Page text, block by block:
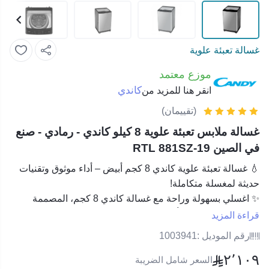
غسالة تعبئة علوية
موزع معتمد
انقر هنا للمزيد منكاندي
(تقييمان)
غسالة ملابس تعبئة علوية 8 كيلو كاندي - رمادي - صنع
في الصين RTL 881SZ-19
💧
غسالة تعبئة علوية كاندي 8 كجم أبيض – أداء موثوق وتقنيات
حديثة لمغسلة متكاملة!
✨ اغسلي بسهولة وراحة مع غسالة كاندي 8 كجم
، المصممة
لتمنحك تجربة غسيل أكثر هدوءًا وكفاءة.
🌀تقنية Pillow Drum
تحافظ على الأقمشة الحساسة وكأنها
قراءة المزيد
رقم الموديل :1003941
٢٬١٠٩ السعر شامل الضريبة